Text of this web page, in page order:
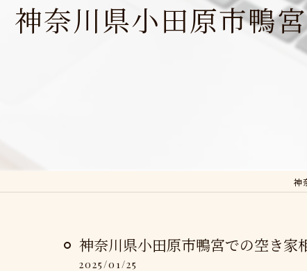
神奈川県小田原市鴨
神
神奈川県小田原市鴨宮での空き家
2025/01/25